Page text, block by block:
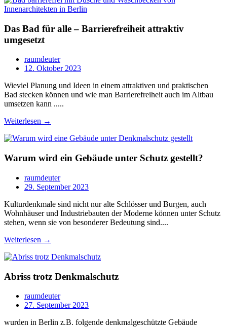
Das Bad für alle – Barrierefreiheit attraktiv
umgesetzt
raumdeuter
12. Oktober 2023
Wieviel Planung und Ideen in einem attraktiven und praktischen
Bad stecken können und wie man Barrierefreiheit auch im Altbau
umsetzen kann .....
Weiterlesen →
Warum wird ein Gebäude unter Schutz gestellt?
raumdeuter
29. September 2023
Kulturdenkmale sind nicht nur alte Schlösser und Burgen, auch
Wohnhäuser und Industriebauten der Moderne können unter Schutz
stehen, wenn sie von besonderer Bedeutung sind....
Weiterlesen →
Abriss trotz Denkmalschutz
raumdeuter
27. September 2023
wurden in Berlin z.B. folgende denkmalgeschützte Gebäude